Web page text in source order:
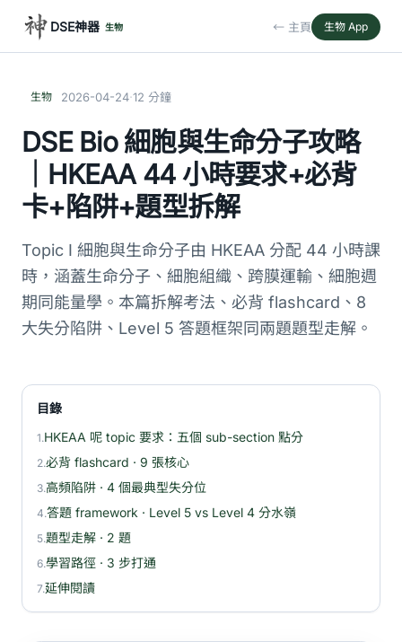
DSE神器 生物 ← 主頁 生物 App
生物 2026-04-24·12 分鐘
DSE Bio 細胞與生命分子攻略
｜HKEAA 44 小時要求+必背
卡+陷阱+題型拆解
Topic I 細胞與生命分子由 HKEAA 分配 44 小時課
時，涵蓋生命分子、細胞組織、跨膜運輸、細胞週
期同能量學。本篇拆解考法、必背 flashcard、8
大失分陷阱、Level 5 答題框架同兩題題型走解。
目錄
1.HKEAA 呢 topic 要求：五個 sub-section 點分
2.必背 flashcard · 9 張核心
3.高頻陷阱 · 4 個最典型失分位
4.答題 framework · Level 5 vs Level 4 分水嶺
5.題型走解 · 2 題
6.學習路徑 · 3 步打通
7.延伸閱讀